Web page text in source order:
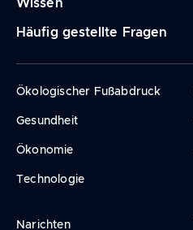
Häufig gestellte Fragen
Ökologischer Fußabdruck
Gesundheit
Ökonomie
Technologie
Narichten